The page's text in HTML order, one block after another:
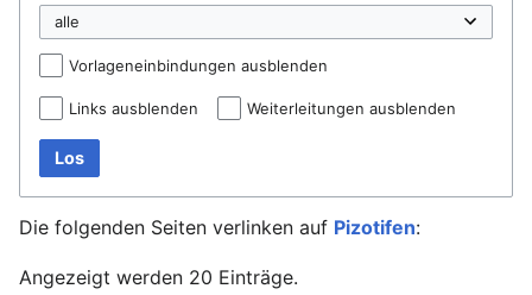
Vorlageneinbindungen ausblenden
Links ausblenden Weiterleitungen ausblenden
Los
Die folgenden Seiten verlinken auf Pizotifen:
Angezeigt werden 20 Einträge.